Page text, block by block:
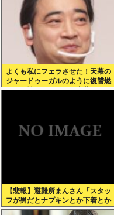
よくも私にフェラさせた！天幕の
ジャードゥーガルのように復讐燃
える女性。ジャンポケ斎藤2500万
【悲報】避難所まんさん「スタッ
フが男だとナプキンとか下着とか
取りにくいの！！」